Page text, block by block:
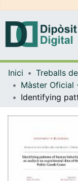
Inici
Treballs